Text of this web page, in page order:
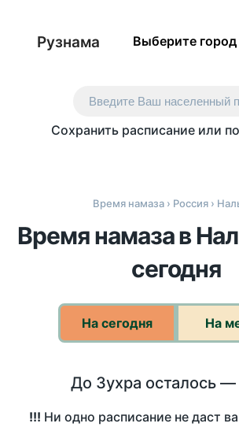
Рузнама Выберите город
Введите Ваш населенный
Сохранить расписание или
Время намаза› Россия›
Время намаза в
сегодня
На сегодня На
До Зухра осталось —
!!! Ни одно расписание не даст